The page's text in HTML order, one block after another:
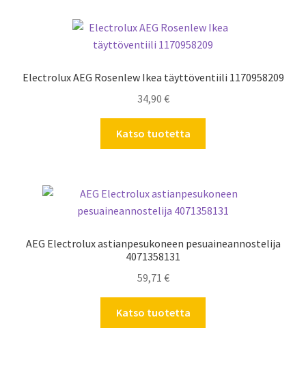
Electrolux AEG Rosenlew Ikea täyttöventiili 1170958209
34,90 €
Katso tuotetta
AEG Electrolux astianpesukoneen pesuaineannostelija
4071358131
59,71 €
Katso tuotetta